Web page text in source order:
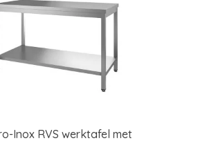
Inox RVS werktafel met